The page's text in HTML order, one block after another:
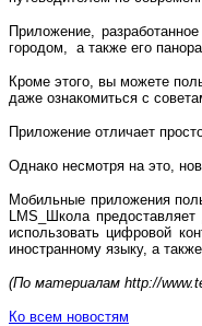
Приложение,
городом, а также его
Кроме этого, вы можете
даже ознакомиться с
Приложение отличает
Однако несмотря на это,
Мобильные приложения
LMS_Школа
использовать цифровой
иностранному языку, а
(По материалам http://
Ко всем новостям